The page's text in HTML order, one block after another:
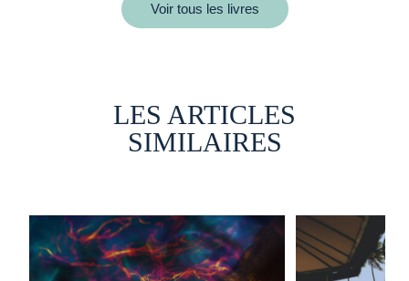
Voir tous les livres
LES ARTICLES
SIMILAIRES